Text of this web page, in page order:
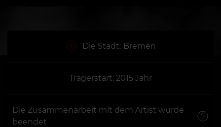
Die Stadt: Bremen
Trägerstart: 2015 Jahr
Die Zusammenarbeit mit dem Artist wurde
beendet